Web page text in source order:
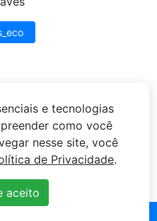
Jardim Vista Alegre –
e tecnologias
como você
nesse site, você
de Privacidade.
aceito